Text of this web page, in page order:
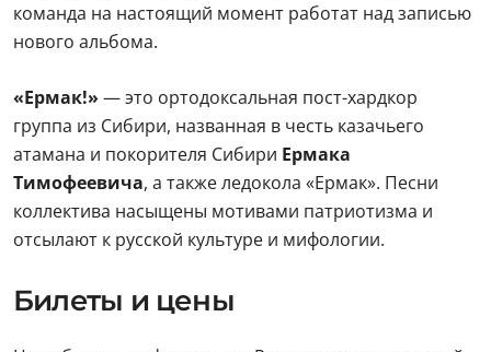
команда на настоящий момент работат над записью
нового альбома.
«Ермак!» — это ортодоксальная пост-хардкор
группа из Сибири, названная в честь казачьего
атамана и покорителя Сибири Ермака
Тимофеевича, а также ледокола «Ермак». Песни
коллектива насыщены мотивами патриотизма и
отсылают к русской культуре и мифологии.
Билеты и цены